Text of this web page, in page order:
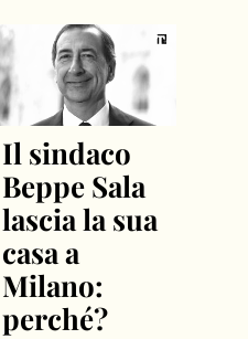
Il sindaco
Beppe Sala
lascia la sua
casa a
Milano:
perché?